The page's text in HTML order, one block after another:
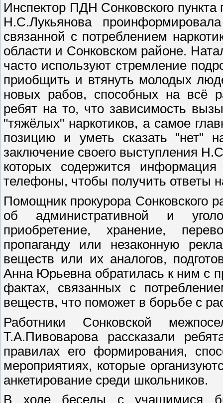
Инспектор ПДН Сонковского
Н.С.Лукьянова
связанной с потреблением
области и Сонковском районе.
часто используют стремление
приобщить и втянуть молодых
новых рабов, способных на всё
ребят на то, что зависимость
"тяжёлых" наркотиков, а самое
позицию и уметь сказать "нет"
заключение своего выступления
которых содержится
телефоны, чтобы получить ответы
Помощник прокурора Сонковского
об административной и
приобретение, хранение,
пропаганду или незаконную
веществ или их аналогов,
Анна Юрьевна обратилась к ним с
фактах, связанных с
веществ, что поможет в борьбе с
Работники Сонковской
Т.А.Пивоварова рассказали
правилах его формирования,
мероприятиях, которые
анкетирование среди школьников.
В ходе беседы с учащимися